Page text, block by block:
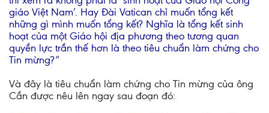
giáo Việt Nam’. Hay Đài Vatican chỉ muốn tổng kết
những gì mình muốn tổng kết? Nghĩa là tổng kết sinh
hoạt của một Giáo hội địa phương theo tương quan
quyền lực trần thế hơn là theo tiêu chuẩn làm chứng cho
Tin mừng?”
Và đây là tiêu chuẩn làm chứng cho Tin mừng của ông
Cần được nêu lên ngay sau đoạn đó: